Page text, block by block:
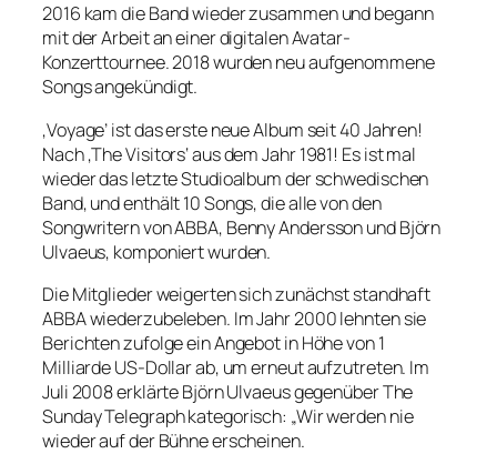
2016 kam die Band wieder zusammen und begann
mit der Arbeit an einer digitalen Avatar-
Konzerttournee. 2018 wurden neu aufgenommene
Songs angekündigt.
‚Voyage’ ist das erste neue Album seit 40 Jahren!
Nach ‚The Visitors‘ aus dem Jahr 1981! Es ist mal
wieder das letzte Studioalbum der schwedischen
Band, und enthält 10 Songs, die alle von den
Songwritern von ABBA, Benny Andersson und Björn
Ulvaeus, komponiert wurden.
Die Mitglieder weigerten sich zunächst standhaft
ABBA wiederzubeleben. Im Jahr 2000 lehnten sie
Berichten zufolge ein Angebot in Höhe von 1
Milliarde US-Dollar ab, um erneut aufzutreten. Im
Juli 2008 erklärte Björn Ulvaeus gegenüber The
Sunday Telegraph kategorisch: „Wir werden nie
wieder auf der Bühne erscheinen.